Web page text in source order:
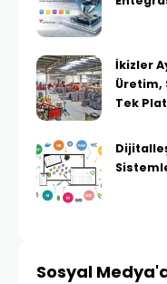
İkizler
Üretim,
Tek
Sosyal